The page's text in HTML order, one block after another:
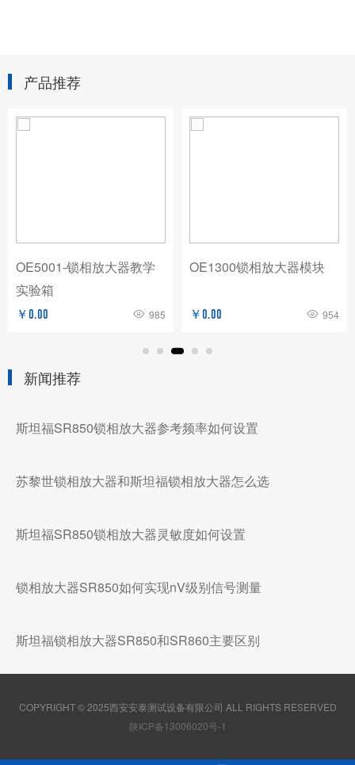
产品推荐
OE5001-锁相放大器教学
实验箱
￥0.00 985
OE1300锁相放大器模块
￥0.00 954
新闻推荐
斯坦福SR850锁相放大器参考频率如何设置
苏黎世锁相放大器和斯坦福锁相放大器怎么选
斯坦福SR850锁相放大器灵敏度如何设置
锁相放大器SR850如何实现nV级别信号测量
斯坦福锁相放大器SR850和SR860主要区别
COPYRIGHT © 2025西安安泰测试设备有限公司 ALL RIGHTS RESERVED
陕ICP备13006020号-1